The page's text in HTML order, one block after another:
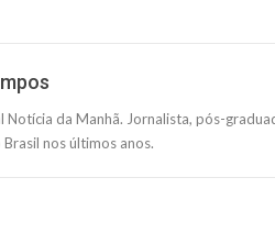
da Manhã. Jornalista, pós-
nos últimos anos.